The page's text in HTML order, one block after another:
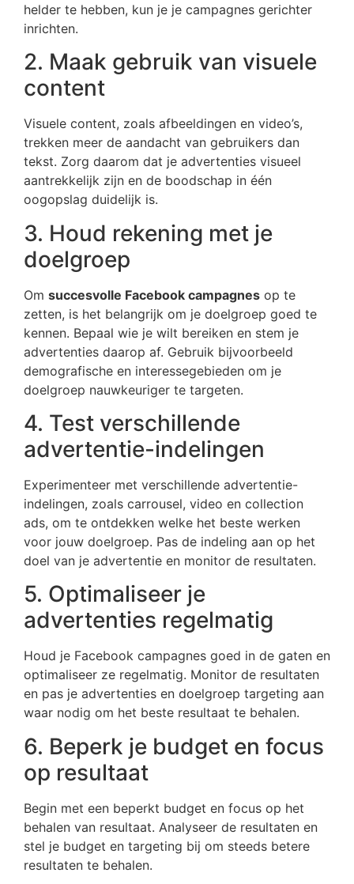
helder te hebben, kun je je campagnes gerichter
inrichten.
2. Maak gebruik van visuele
content
Visuele content, zoals afbeeldingen en video’s,
trekken meer de aandacht van gebruikers dan
tekst. Zorg daarom dat je advertenties visueel
aantrekkelijk zijn en de boodschap in één
oogopslag duidelijk is.
3. Houd rekening met je
doelgroep
Om succesvolle Facebook campagnes op te
zetten, is het belangrijk om je doelgroep goed te
kennen. Bepaal wie je wilt bereiken en stem je
advertenties daarop af. Gebruik bijvoorbeeld
demografische en interessegebieden om je
doelgroep nauwkeuriger te targeten.
4. Test verschillende
advertentie-indelingen
Experimenteer met verschillende advertentie-
indelingen, zoals carrousel, video en collection
ads, om te ontdekken welke het beste werken
voor jouw doelgroep. Pas de indeling aan op het
doel van je advertentie en monitor de resultaten.
5. Optimaliseer je
advertenties regelmatig
Houd je Facebook campagnes goed in de gaten en
optimaliseer ze regelmatig. Monitor de resultaten
en pas je advertenties en doelgroep targeting aan
waar nodig om het beste resultaat te behalen.
6. Beperk je budget en focus
op resultaat
Begin met een beperkt budget en focus op het
behalen van resultaat. Analyseer de resultaten en
stel je budget en targeting bij om steeds betere
resultaten te behalen.